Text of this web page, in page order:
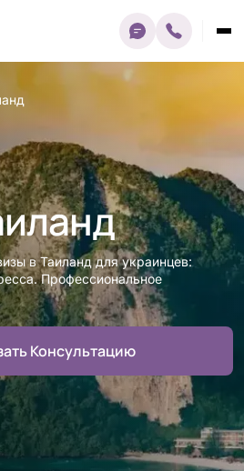
в Таиланд для украинцев:
Профессиональное
Консультацию